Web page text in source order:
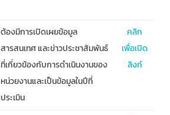
ต้องมีการเปิดเผยข้อมูล
สารสนเทศ และข่าวประชาสัมพันธ์
ที่เกี่ยวข้องกับการดำเนินงานของ
หน่วยงานและเป็นข้อมูลในปีที่
ประเมิน
คลิก
เพื่อเปิด
ลิงก์